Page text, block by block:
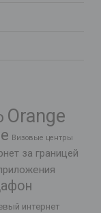
Orange
Визовые центры
за границей
интернет